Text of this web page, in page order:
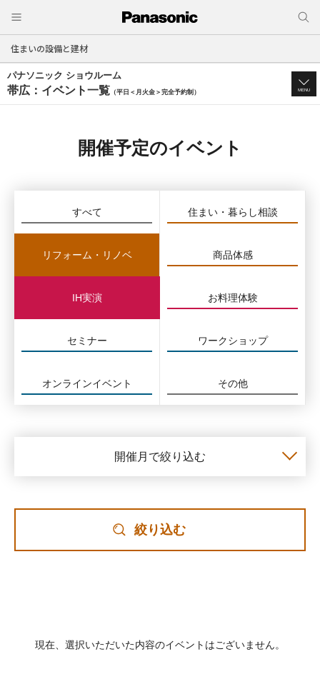
住まいの設備と建材
パナソニック ショウルーム
帯広：イベント一覧 （平日＜月火金＞完全予約制） MENU
開催予定のイベント
すべて 住まい・暮らし相談
リフォーム・リノベ 商品体感
IH実演 お料理体験
セミナー ワークショップ
オンラインイベント その他
開催月で絞り込む
絞り込む
現在、選択いただいた内容のイベントはございません。